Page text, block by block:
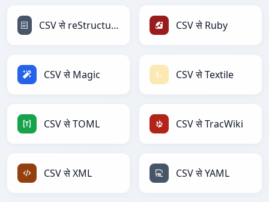
CSV से reStructuredText CSV से Ruby
CSV से Magic CSV से Textile
CSV से TOML CSV से TracWiki
CSV से XML CSV से YAML